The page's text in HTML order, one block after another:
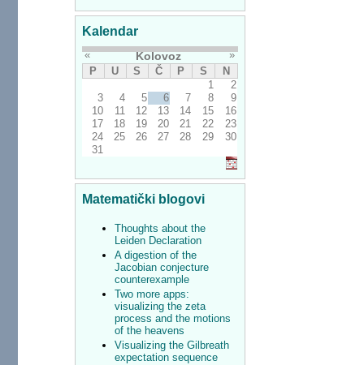
Kalendar
« Kolovoz
»
P
U S Č P S
N
1
2
3
4 5 6 7 8
9
10
11 12 13 14 15
16
17
18 19 20 21 22
23
24
25 26 27 28 29
30
31
Matematički blogovi
Thoughts about the
Leiden Declaration
A digestion of the
Jacobian conjecture
counterexample
Two more apps:
visualizing the zeta
process and the motions
of the heavens
Visualizing the Gilbreath
expectation sequence